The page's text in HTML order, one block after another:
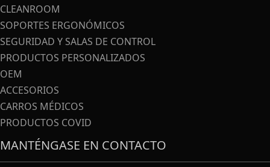
CLEANROOM
SOPORTES ERGONÓMICOS
SEGURIDAD Y SALAS DE CONTROL
PRODUCTOS PERSONALIZADOS
OEM
ACCESORIOS
CARROS MÉDICOS
PRODUCTOS COVID
MANTÉNGASE EN CONTACTO